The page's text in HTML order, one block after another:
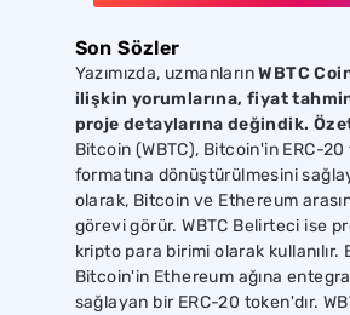
Son Sözler
Yazımızda, uzmanlarınWBTC
ilişkin yorumlarına, fiyat
proje detaylarına değindik.
Bitcoin (WBTC), Bitcoin'in ERC-
formatına dönüştürülmesini
olarak, Bitcoin ve Ethereum
görevi görür. WBTC Belirteci ise
kripto para birimi olarak kullanılır.
Bitcoin'in Ethereum ağına
sağlayan bir ERC-20 token'dır.